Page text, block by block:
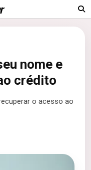
nome e
crédito
o acesso ao